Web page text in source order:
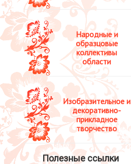
Народные и
образцовые
коллективы
области
Изобразительное и
декоративно-
прикладное
творчество
Полезные ссылки